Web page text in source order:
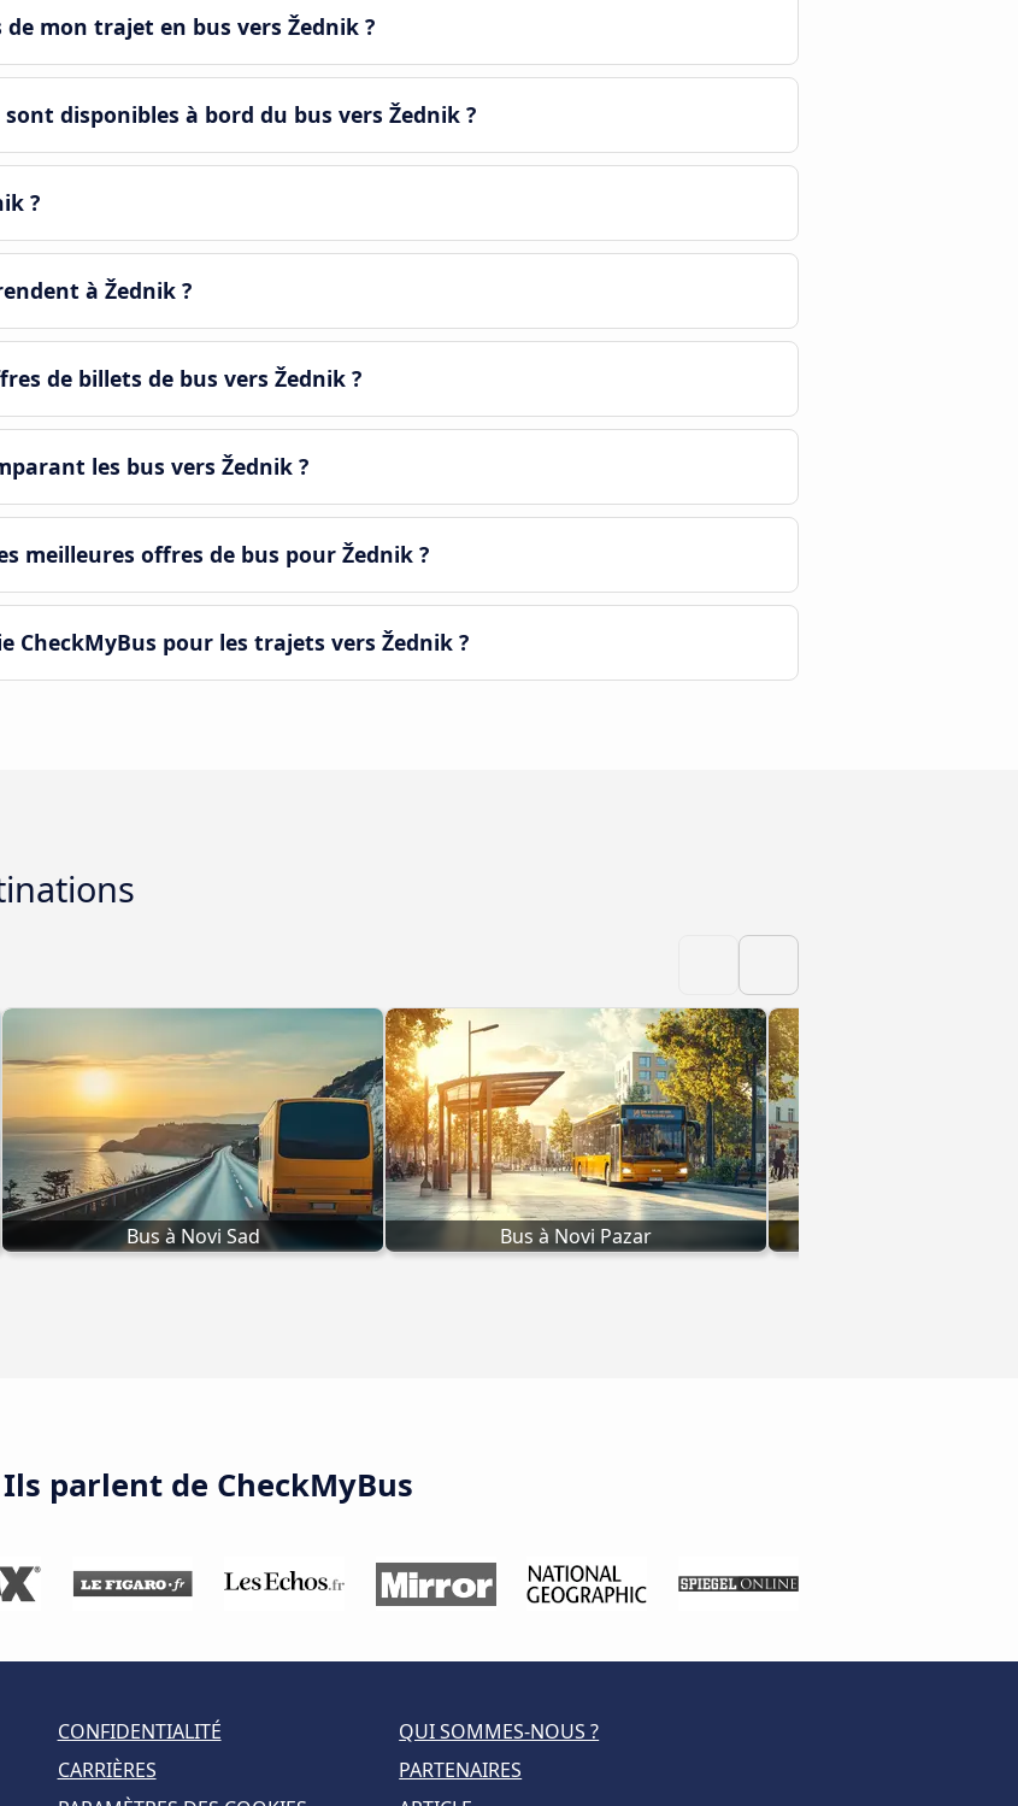
mon trajet en bus vers Žednik ?
disponibles à bord du bus vers Žednik ?
?
à Žednik ?
de billets de bus vers Žednik ?
les bus vers Žednik ?
meilleures offres de bus pour Žednik ?
pour les trajets vers Žednik ?
Bus à Novi Sad Bus à Novi Pazar
Ils parlent de CheckMyBus
CONFIDENTIALITÉ
QUI SOMMES-NOUS ?
CARRIÈRES
PARTENAIRES